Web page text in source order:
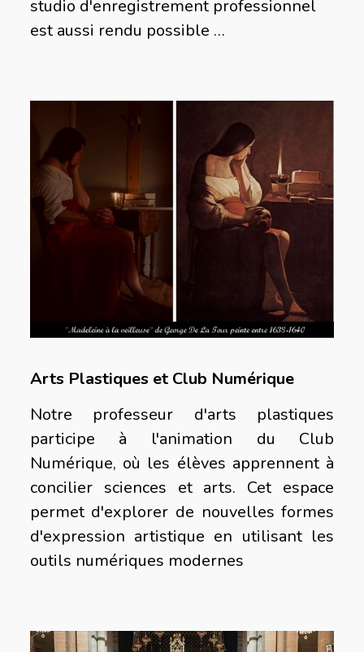
studio d'enregistrement professionnel
est aussi rendu possible …
Arts Plastiques et Club Numérique
Notre professeur d'arts plastiques
participe à l'animation du Club
Numérique, où les élèves apprennent à
concilier sciences et arts. Cet espace
permet d'explorer de nouvelles formes
d'expression artistique en utilisant les
outils numériques modernes